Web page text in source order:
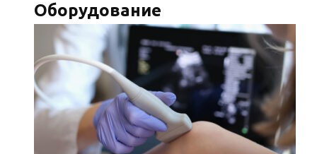
Оборудование